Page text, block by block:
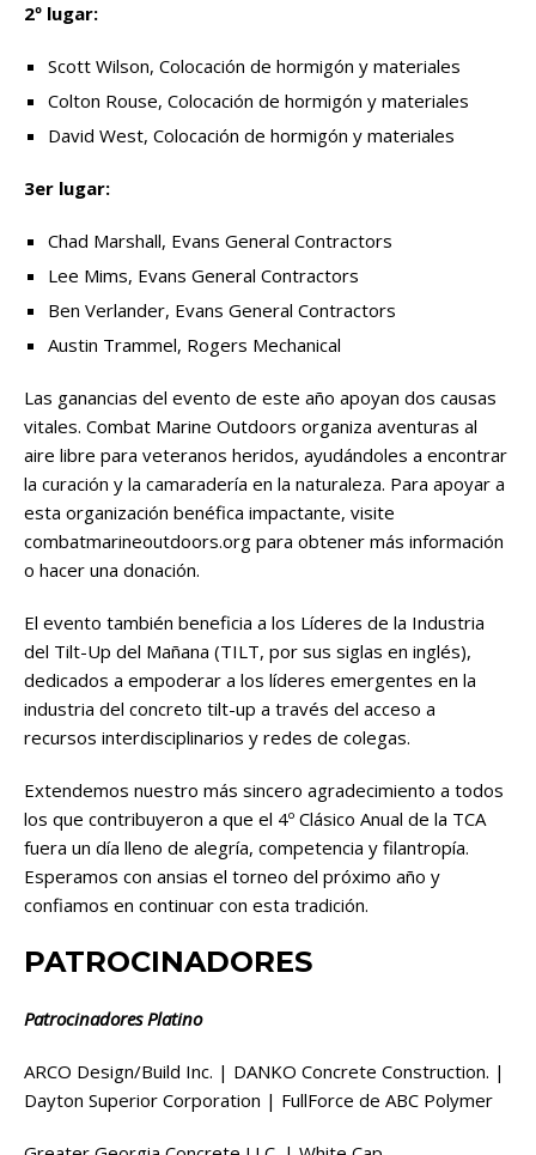
2º lugar:
Scott Wilson, Colocación de hormigón y materiales
Colton Rouse, Colocación de hormigón y materiales
David West, Colocación de hormigón y materiales
3er lugar:
Chad Marshall, Evans General Contractors
Lee Mims, Evans General Contractors
Ben Verlander, Evans General Contractors
Austin Trammel, Rogers Mechanical
Las ganancias del evento de este año apoyan dos causas
vitales. Combat Marine Outdoors organiza aventuras al
aire libre para veteranos heridos, ayudándoles a encontrar
la curación y la camaradería en la naturaleza. Para apoyar a
esta organización benéfica impactante, visite
combatmarineoutdoors.org para obtener más información
o hacer una donación.
El evento también beneficia a los Líderes de la Industria
del Tilt-Up del Mañana (TILT, por sus siglas en inglés),
dedicados a empoderar a los líderes emergentes en la
industria del concreto tilt-up a través del acceso a
recursos interdisciplinarios y redes de colegas.
Extendemos nuestro más sincero agradecimiento a todos
los que contribuyeron a que el 4º Clásico Anual de la TCA
fuera un día lleno de alegría, competencia y filantropía.
Esperamos con ansias el torneo del próximo año y
confiamos en continuar con esta tradición.
PATROCINADORES
Patrocinadores Platino
ARCO Design/Build Inc. | DANKO Concrete Construction. |
Dayton Superior Corporation | FullForce de ABC Polymer